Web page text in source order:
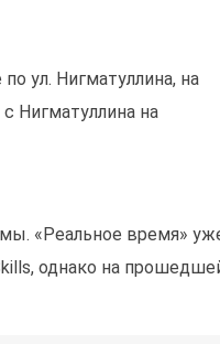
ул. Нигматуллина, на
Нигматуллина на
«Реальное время»
однако на